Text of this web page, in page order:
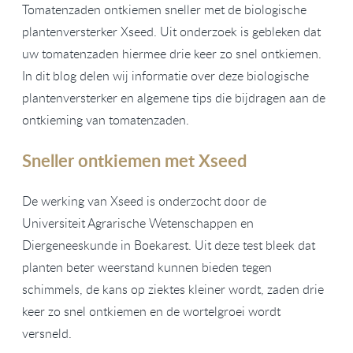
Tomatenzaden ontkiemen sneller met de biologische
plantenversterker Xseed. Uit onderzoek is gebleken dat
uw tomatenzaden hiermee drie keer zo snel ontkiemen.
In dit blog delen wij informatie over deze biologische
plantenversterker en algemene tips die bijdragen aan de
ontkieming van tomatenzaden.
Sneller ontkiemen met Xseed
De werking van Xseed is onderzocht door de
Universiteit Agrarische Wetenschappen en
Diergeneeskunde in Boekarest. Uit deze test bleek dat
planten beter weerstand kunnen bieden tegen
schimmels, de kans op ziektes kleiner wordt, zaden drie
keer zo snel ontkiemen en de wortelgroei wordt
versneld.